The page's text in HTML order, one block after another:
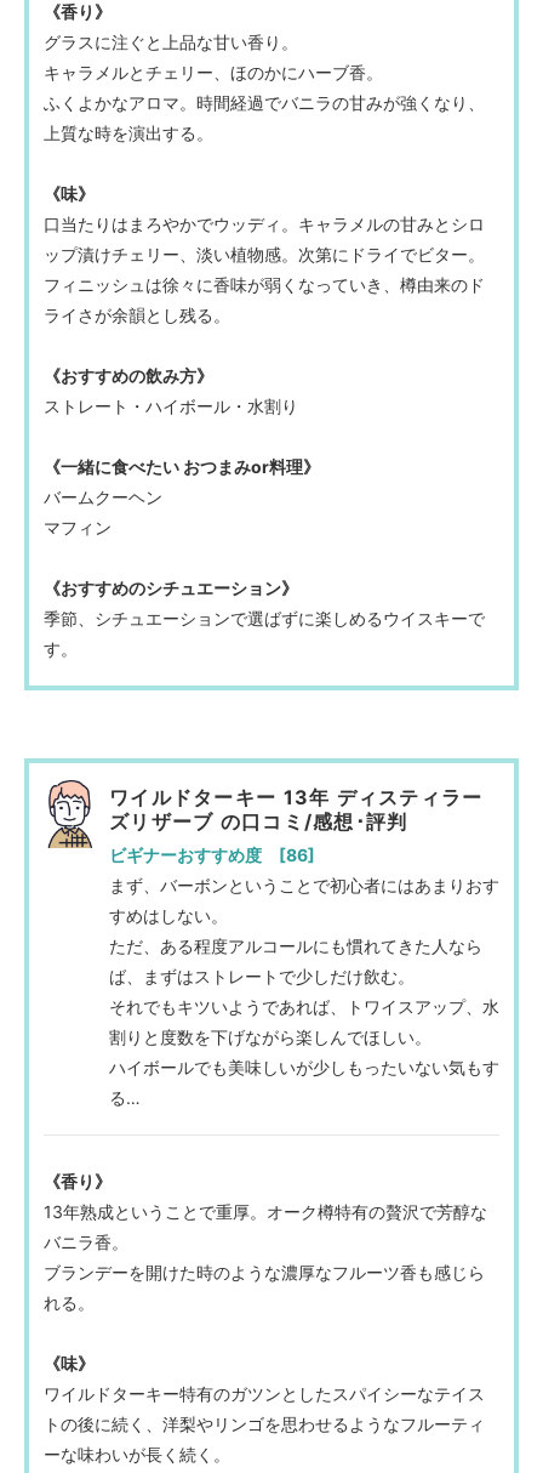
《香り》
グラスに注ぐと上品な甘い香り。
キャラメルとチェリー、ほのかにハーブ香。
ふくよかなアロマ。時間経過でバニラの甘みが強くなり、
上質な時を演出する。
《味》
口当たりはまろやかでウッディ。キャラメルの甘みとシロ
ップ漬けチェリー、淡い植物感。次第にドライでビター。
フィニッシュは徐々に香味が弱くなっていき、樽由来のド
ライさが余韻とし残る。
《おすすめの飲み方》
ストレート・ハイボール・水割り
《一緒に食べたい おつまみor料理》
バームクーヘン
マフィン
《おすすめのシチュエーション》
季節、シチュエーションで選ばずに楽しめるウイスキーで
す。
ワイルドターキー 13年 ディスティラー
ズリザーブ の口コミ/感想･評判
ビギナーおすすめ度 [86]
まず、バーボンということで初心者にはあまりおす
すめはしない。
ただ、ある程度アルコールにも慣れてきた人なら
ば、まずはストレートで少しだけ飲む。
それでもキツいようであれば、トワイスアップ、水
割りと度数を下げながら楽しんでほしい。
ハイボールでも美味しいが少しもったいない気もす
る…
《香り》
13年熟成ということで重厚。オーク樽特有の贅沢で芳醇な
バニラ香。
ブランデーを開けた時のような濃厚なフルーツ香も感じら
れる。
《味》
ワイルドターキー特有のガツンとしたスパイシーなテイス
トの後に続く、洋梨やリンゴを思わせるようなフルーティ
ーな味わいが長く続く。